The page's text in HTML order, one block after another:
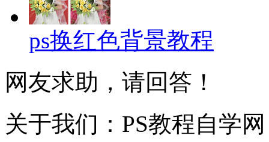
ps换红色背景教程
网友求助，请回答！
关于我们：PS教程自学